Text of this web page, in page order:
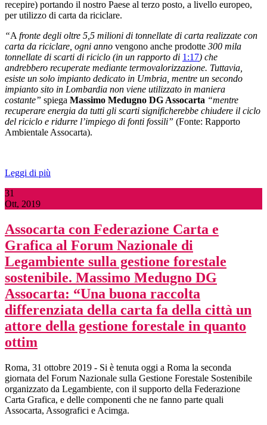
recepire) portando il nostro Paese al terzo posto, a livello europeo,
per utilizzo di carta da riciclare.
“A fronte degli oltre 5,5 milioni di tonnellate di carta realizzate con
carta da riciclare, ogni anno vengono anche prodotte 300 mila
tonnellate di scarti di riciclo (in un rapporto di 1:17) che
andrebbero recuperate mediante termovalorizzazione. Tuttavia,
esiste un solo impianto dedicato in Umbria, mentre un secondo
impianto sito in Lombardia non viene utilizzato in maniera
costante” spiega Massimo Medugno DG Assocarta “mentre
recuperare energia da tutti gli scarti significherebbe chiudere il ciclo
del riciclo e ridurre l’impiego di fonti fossili” (Fonte: Rapporto
Ambientale Assocarta).
Leggi di più
31
Ott, 2019
Assocarta con Federazione Carta e
Grafica al Forum Nazionale di
Legambiente sulla gestione forestale
sostenibile. Massimo Medugno DG
Assocarta: “Una buona raccolta
differenziata della carta fa della città un
attore della gestione forestale in quanto
ottim
Roma, 31 ottobre 2019 - Si è tenuta oggi a Roma la seconda
giornata del Forum Nazionale sulla Gestione Forestale Sostenibile
organizzato da Legambiente, con il supporto della Federazione
Carta Grafica, e delle componenti che ne fanno parte quali
Assocarta, Assografici e Acimga.